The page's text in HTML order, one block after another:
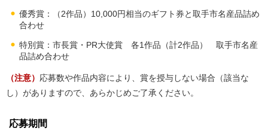
優秀賞：（2作品）10,000円相当のギフト券と取手市名産品詰め
合わせ
特別賞：市長賞・PR大使賞 各1作品（計2作品） 取手市名産
品詰め合わせ
（注意） 応募数や作品内容により、賞を授与しない場合（該当な
し）がありますので、あらかじめご了承ください。
応募期間